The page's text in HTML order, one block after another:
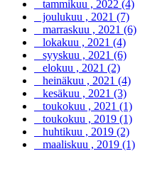
tammikuu , 2022 (4)
joulukuu , 2021 (7)
marraskuu , 2021 (6)
lokakuu , 2021 (4)
syyskuu , 2021 (6)
elokuu , 2021 (2)
heinäkuu , 2021 (4)
kesäkuu , 2021 (3)
toukokuu , 2021 (1)
toukokuu , 2019 (1)
huhtikuu , 2019 (2)
maaliskuu , 2019 (1)